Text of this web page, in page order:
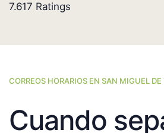
7.617 Ratings
CORREOS HORARIOS EN SAN MIGUEL DE
Cuando